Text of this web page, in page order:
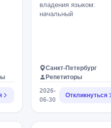
владения языком:
начальный
Санкт-Петербург
Репетиторы
2026-
06-30
Откликнуться